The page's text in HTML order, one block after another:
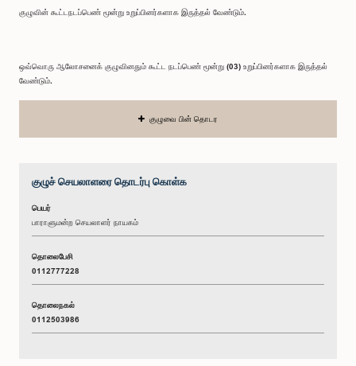
குழுவின் கூட்டநடப்பெண் மூன்று உறுப்பினர்களாக இருத்தல் வேண்டும்.
ஒவ்வொரு ஆலோசனைக் குழுவினதும் கூட்ட நடப்பெண் மூன்று (03) உறுப்பினர்களாக இருத்தல்
வேண்டும்.
குழுவை பின் தொடர
குழுச் செயலாளரை தொடர்பு கொள்க
பெயர்
பாராளுமன்ற செயலாளர் நாயகம்
தொலைபேசி
0112777228
தொலைநகல்
0112503986